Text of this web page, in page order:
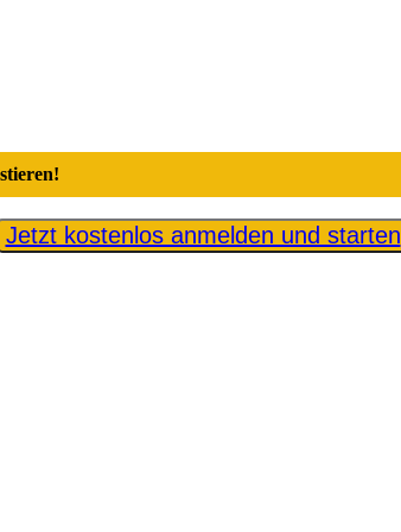
Jetzt kostenlos anmelden und starten